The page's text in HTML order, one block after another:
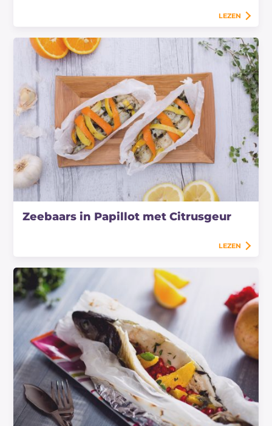
LEZEN
Zeebaars in Papillot met Citrusgeur
LEZEN